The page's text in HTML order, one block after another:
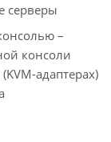
серверы
–
консоли
адаптерах)